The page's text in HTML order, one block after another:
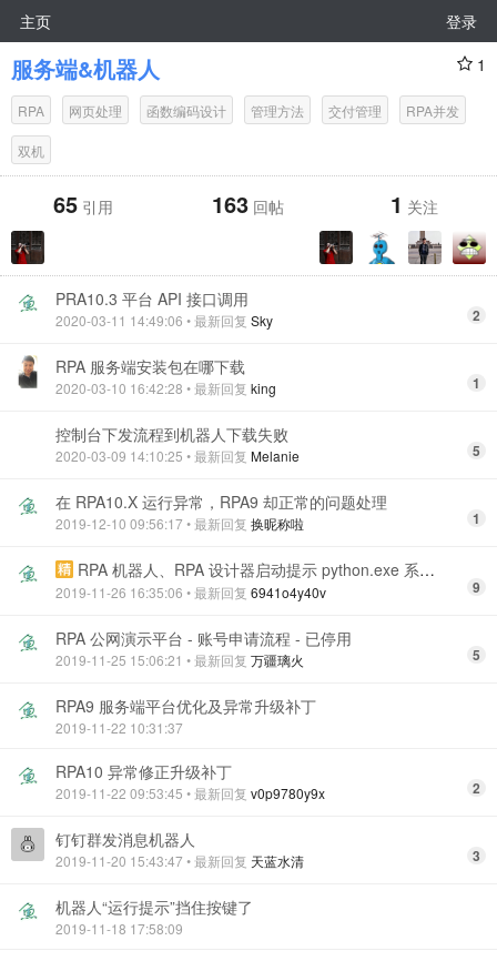
主页 登录
服务端&机器人 1
RPA 网页处理 函数编码设计 管理方法 交付管理 RPA并发
双机
65 引用 163 回帖 1 关注
PRA10.3 平台 API 接口调用
2020-03-11 14:49:06 • 最新回复 Sky 2
RPA 服务端安装包在哪下载
2020-03-10 16:42:28 • 最新回复 king 1
控制台下发流程到机器人下载失败
2020-03-09 14:10:25 • 最新回复 Melanie 5
在 RPA10.X 运行异常，RPA9 却正常的问题处理
2019-12-10 09:56:17 • 最新回复 换昵称啦 1
RPA 机器人、RPA 设计器启动提示 python.exe 系统错误！
2019-11-26 16:35:06 • 最新回复 6941o4y40v 9
RPA 公网演示平台 - 账号申请流程 - 已停用
2019-11-25 15:06:21 • 最新回复 万疆璃火 5
RPA9 服务端平台优化及异常升级补丁
2019-11-22 10:31:37
RPA10 异常修正升级补丁
2019-11-22 09:53:45 • 最新回复 v0p9780y9x 2
钉钉群发消息机器人
2019-11-20 15:43:47 • 最新回复 天蓝水清 3
机器人“运行提示”挡住按键了
2019-11-18 17:58:09